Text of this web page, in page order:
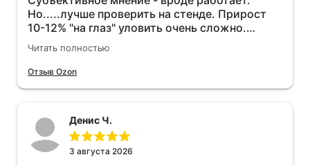
Но.....лучше проверить на стенде. Прирост
10-12% "на глаз" уловить очень сложно.
Покатаюсь, потом отключу и посмотрю, что
будет 😁.
Читать полностью
Отзыв Ozon
Денис Ч.
3 августа 2026